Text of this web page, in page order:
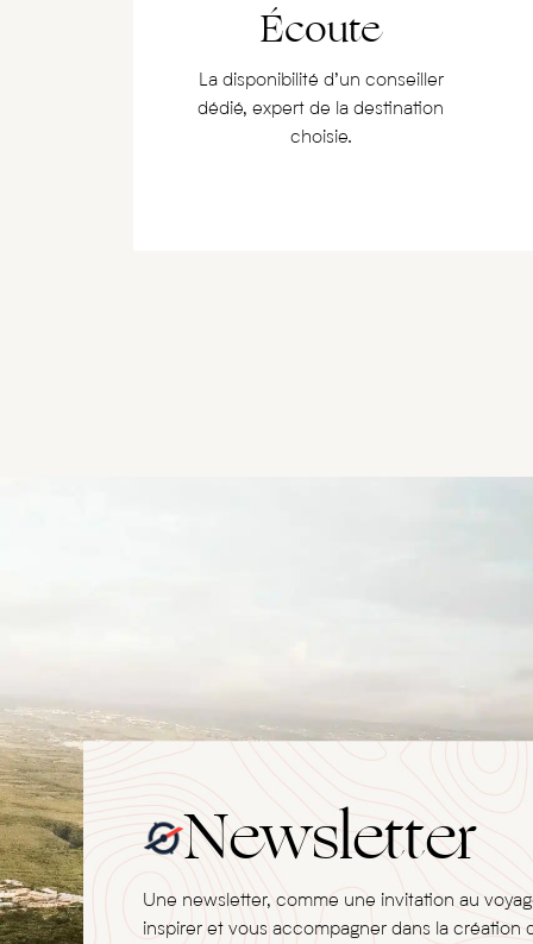
Écoute
La disponibilité d’un conseiller
dédié, expert de la destination
choisie.
Newsletter
Une newsletter, comme une invitation au
inspirer et vous accompagner dans la création